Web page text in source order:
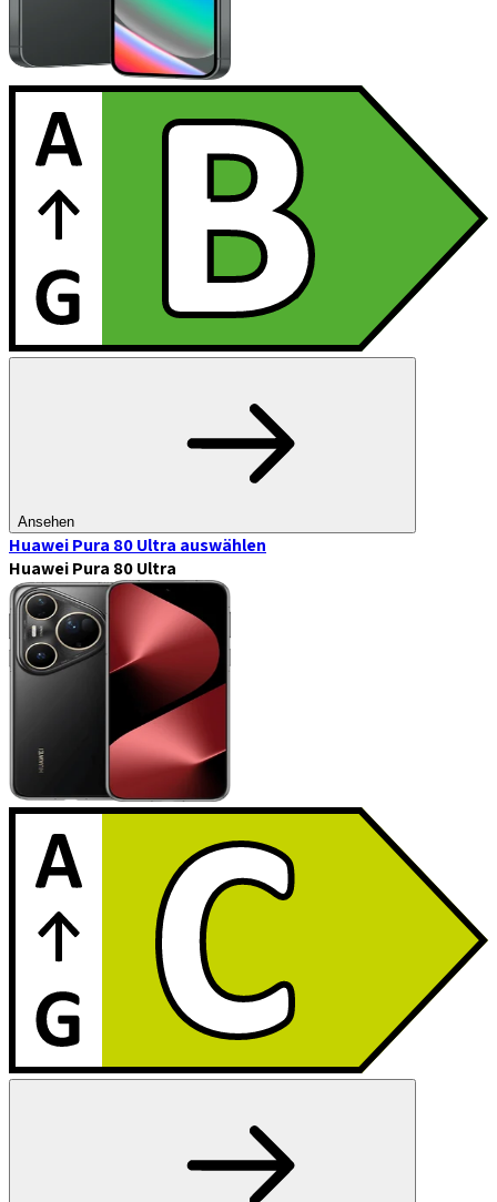
Ansehen
Huawei Pura 80 Ultra auswählen
Huawei Pura 80 Ultra